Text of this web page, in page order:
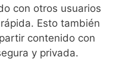
Ãºtil sobre
y los tiempos de
para comparar
adaptada a tus
con otros usuarios
Esto también
contenido con
y privada.